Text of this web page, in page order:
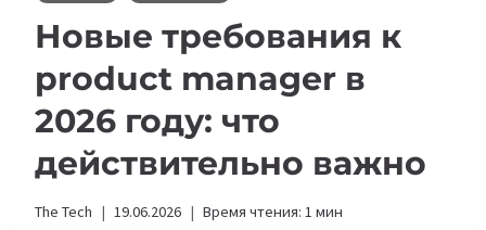
Новые требования к
product manager в
2026 году: что
действительно важно
The Tech 19.06.2026 Время чтения: 1 мин